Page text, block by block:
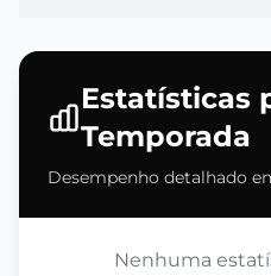
Estatísticas
Temporada
Desempenho detalhado
Nenhuma